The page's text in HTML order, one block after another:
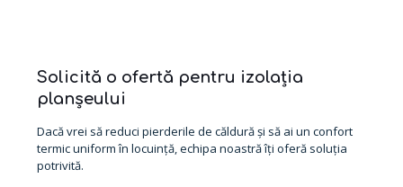
Solicită o ofertă pentru izolația
planșeului
Dacă vrei să reduci pierderile de căldură și să ai un confort
termic uniform în locuință, echipa noastră îți oferă soluția
potrivită.